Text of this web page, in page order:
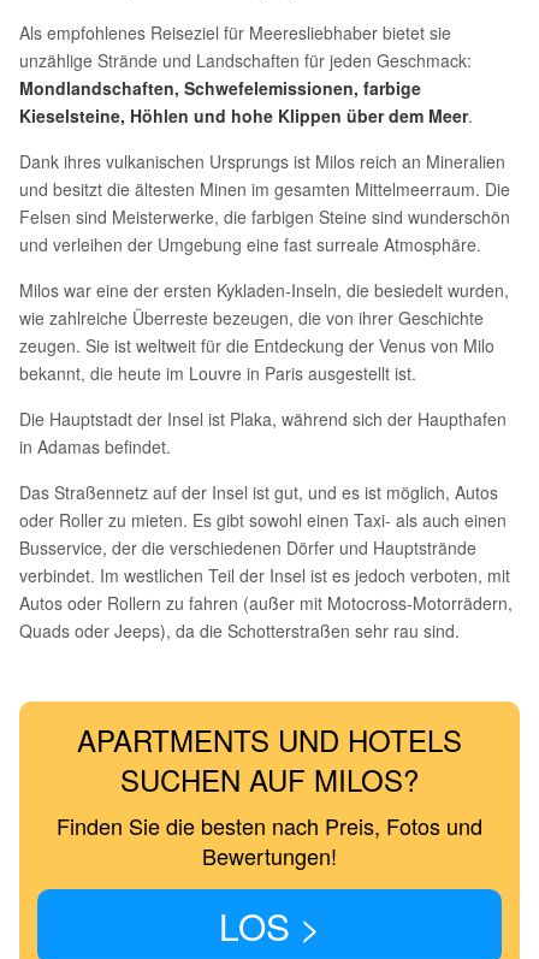
Als empfohlenes Reiseziel für Meeresliebhaber bietet sie
unzählige Strände und Landschaften für jeden Geschmack:
Mondlandschaften, Schwefelemissionen, farbige
Kieselsteine, Höhlen und hohe Klippen über dem Meer.
Dank ihres vulkanischen Ursprungs ist Milos reich an Mineralien
und besitzt die ältesten Minen im gesamten Mittelmeerraum. Die
Felsen sind Meisterwerke, die farbigen Steine sind wunderschön
und verleihen der Umgebung eine fast surreale Atmosphäre.
Milos war eine der ersten Kykladen-Inseln, die besiedelt wurden,
wie zahlreiche Überreste bezeugen, die von ihrer Geschichte
zeugen. Sie ist weltweit für die Entdeckung der Venus von Milo
bekannt, die heute im Louvre in Paris ausgestellt ist.
Die Hauptstadt der Insel ist Plaka, während sich der Haupthafen
in Adamas befindet.
Das Straßennetz auf der Insel ist gut, und es ist möglich, Autos
oder Roller zu mieten. Es gibt sowohl einen Taxi- als auch einen
Busservice, der die verschiedenen Dörfer und Hauptstrände
verbindet. Im westlichen Teil der Insel ist es jedoch verboten, mit
Autos oder Rollern zu fahren (außer mit Motocross-Motorrädern,
Quads oder Jeeps), da die Schotterstraßen sehr rau sind.
APARTMENTS UND HOTELS
SUCHEN AUF MILOS?
Finden Sie die besten nach Preis, Fotos und
Bewertungen!
LOS >